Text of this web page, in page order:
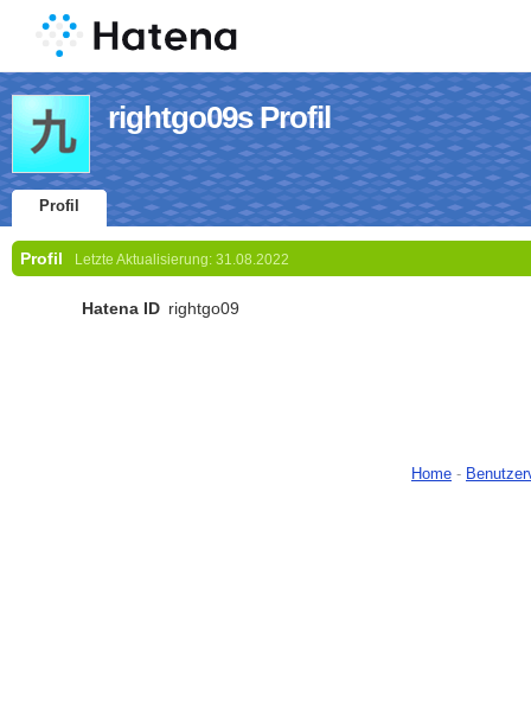
rightgo09s Profil
Profil
Profil Letzte Aktualisierung: 31.08.2022
Hatena ID rightgo09
Home -